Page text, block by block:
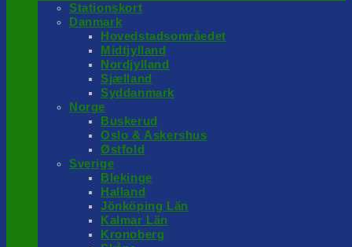
Stationskort
Danmark
Hovedstadsområedet
Midtjylland
Nordjylland
Sjælland
Syddanmark
Norge
Buskerud
Oslo & Askershus
Østfold
Sverige
Blekinge
Halland
Jönköping Län
Kalmar Län
Kronoberg